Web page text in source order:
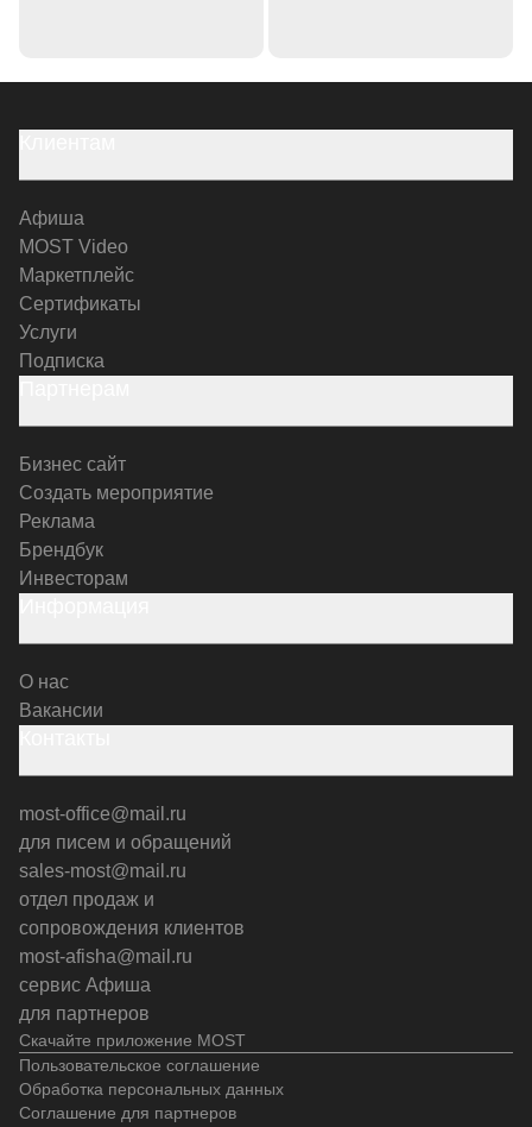
Скачайте приложение MOST
Афиша
MOST Video
Маркетплейс
Сертификаты
Услуги
Подписка
Бизнес сайт
Создать мероприятие
Реклама
Брендбук
Инвесторам
О нас
Вакансии
most-office@mail.ru
для писем и обращений
sales-most@mail.ru
отдел продаж и
сопровождения клиентов
most-afisha@mail.ru
сервис Афиша
для партнеров
Пользовательское соглашение
Обработка персональных данных
Соглашение для партнеров